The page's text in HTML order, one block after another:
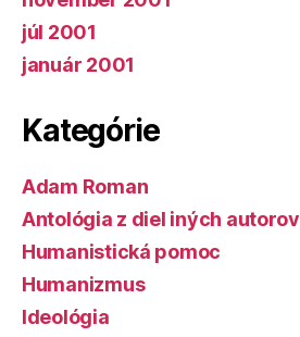
júl 2001
január 2001
Kategórie
Adam Roman
Antológia z diel iných autorov
Humanistická pomoc
Humanizmus
Ideológia